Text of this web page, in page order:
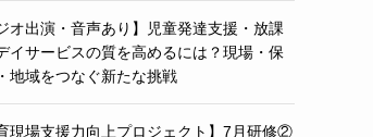
オ出演・音声あり】児童発達支援・放課
イサービスの質を高めるには？現場・保
地域をつなぐ新たな挑戦
現場支援力向上プロジェクト】7月研修②